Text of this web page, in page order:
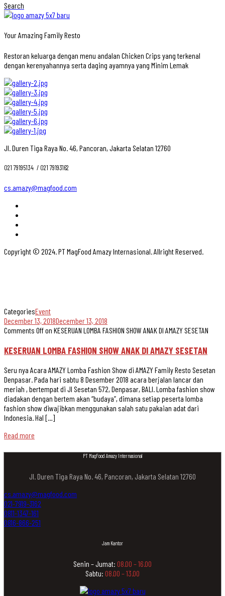
Search
Your Amazing Family Resto
Restoran keluarga dengan menu andalan Chicken Crips yang terkenal
dengan kerenyahannya serta daging ayamnya yang Minim Lemak
Jl. Duren Tiga Raya No. 46, Pancoran, Jakarta Selatan 12760
021 79195134 ‎ / 021 79193162
cs.amazy@magfood.com
Copyright © 2024. PT MagFood Amazy Internasional. Allright Reserved.
CategoriesEvent
December 13, 2018December 13, 2018
Comments Offon KESERUAN LOMBA FASHION SHOW ANAK DI AMAZY SESETAN
KESERUAN LOMBA FASHION SHOW ANAK DI AMAZY SESETAN
Seru nya Acara AMAZY Lomba Fashion Show di AMAZY Family Resto Sesetan
Denpasar. Pada hari sabtu 8 Desember 2018 acara berjalan lancar dan
meriah , bertempat di Jl Sesetan 572, Denpasar, BALI. Lomba fashion show
diadakan dengan bertem akan “budaya”, dimana setiap peserta lomba
fashion show diwajibkan menggunakan salah satu pakaian adat dari
Indonesia. Hal […]
Read more
PT MagFood Amazy Internasional
Jl. Duren Tiga Raya No. 46, Pancoran, Jakarta Selatan 12760
cs.amazy@magfood.com
021-7919-3162
0811-1347-161
0816-866-251
Jam Kantor
Senin – Jumat: 08.00 – 16.00
Sabtu: 08.00 – 13.00